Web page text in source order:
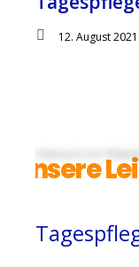
12. August 2021
Unsere